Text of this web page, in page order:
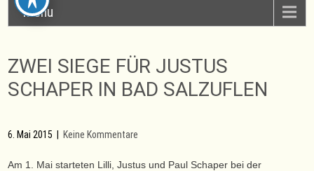
Menu
ZWEI SIEGE FÜR JUSTUS
SCHAPER IN BAD SALZUFLEN
6. Mai 2015 Keine Kommentare
Am 1. Mai starteten Lilli, Justus und Paul Schaper bei der